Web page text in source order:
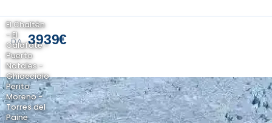
DA 3939€
El Chaltén
- El
Calafate -
Puerto
Natales -
Ghiacciaio
Perito
Moreno -
Torres del
Paine